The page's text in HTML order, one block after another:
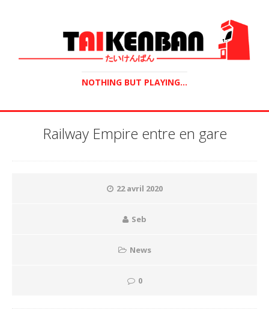
NOTHING BUT PLAYING...
Railway Empire entre en gare
22 avril 2020
Seb
News
0